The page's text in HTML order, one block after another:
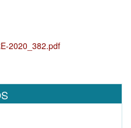
2020_382.pdf